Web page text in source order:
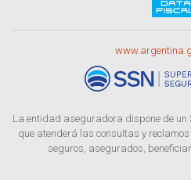
La entidad aseguradora dispone de un
que atenderá las consultas y
seguros, asegurados,